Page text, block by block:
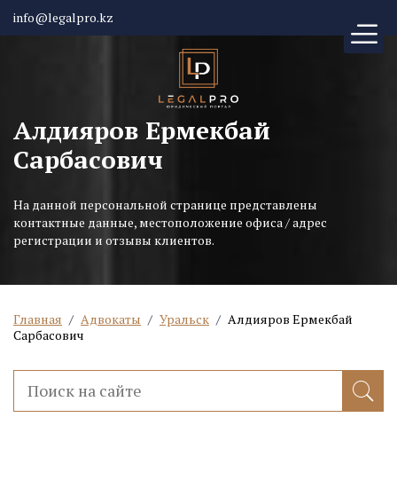
info@legalpro.kz
Алдияров Ермекбай
Сарбасович
На данной персональной странице представлены
контактные данные, местоположение офиса / адрес
регистрации и отзывы клиентов.
Главная / Адвокаты / Уральск / Алдияров Ермекбай
Сарбасович